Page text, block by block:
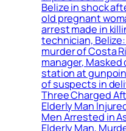
Belize in shock
old pregnant
arrest made in
technician,
murder of Costa
manager,
station at
of suspects in
Three Charged
Elderly Man
Men Arrested in
Elderly Man,